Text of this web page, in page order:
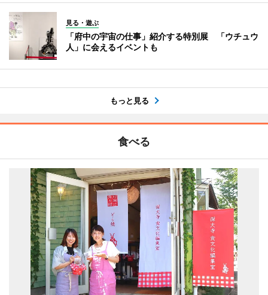
見る・遊ぶ
「府中の宇宙の仕事」紹介する特別展 「ウチュウ
人」に会えるイベントも
もっと見る
食べる